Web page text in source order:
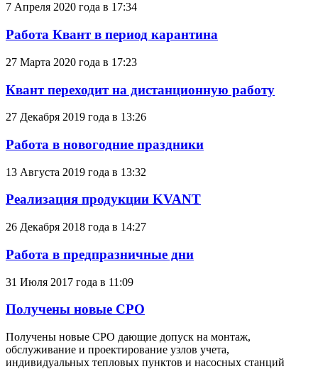
7 Апреля 2020 года в 17:34
Работа Квант в период карантина
27 Марта 2020 года в 17:23
Квант переходит на дистанционную работу
27 Декабря 2019 года в 13:26
Работа в новогодние праздники
13 Августа 2019 года в 13:32
Реализация продукции KVANT
26 Декабря 2018 года в 14:27
Работа в предпразничные дни
31 Июля 2017 года в 11:09
Получены новые СРО
Получены новые СРО дающие допуск на монтаж,
обслуживание и проектирование узлов учета,
индивидуальных тепловых пунктов и насосных станций